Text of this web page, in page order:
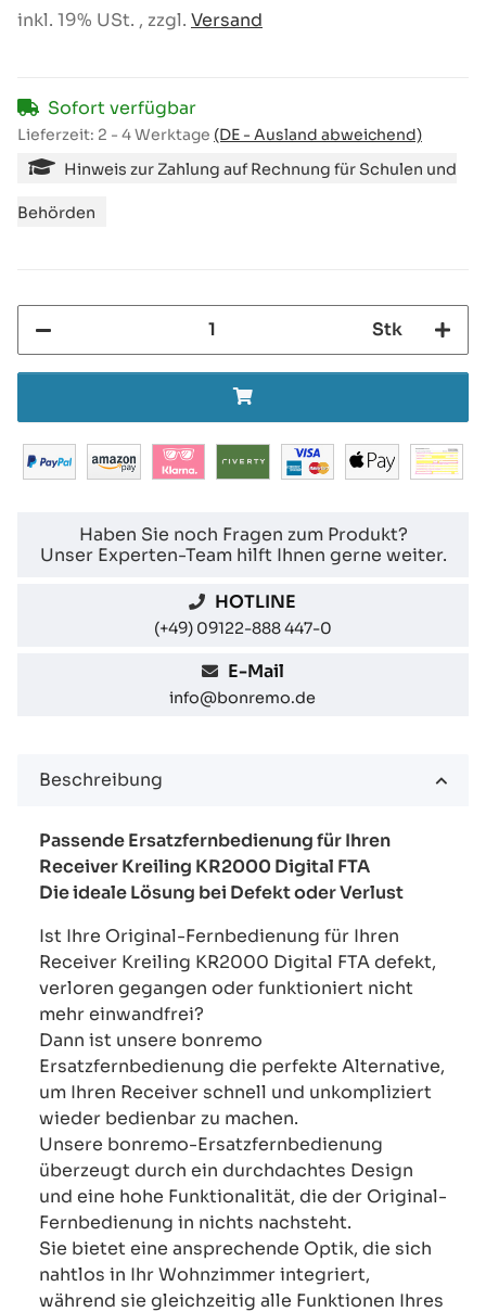
inkl. 19% USt. , zzgl. Versand
Sofort verfügbar
Lieferzeit: 2 - 4 Werktage (DE - Ausland abweichend)
Hinweis zur Zahlung auf Rechnung für Schulen und
Behörden
Stk
Haben Sie noch Fragen zum Produkt?
Unser Experten-Team hilft Ihnen gerne weiter.
HOTLINE
(+49) 09122-888 447-0
E-Mail
info@bonremo.de
Beschreibung
Passende Ersatzfernbedienung für Ihren
Receiver Kreiling KR2000 Digital FTA
Die ideale Lösung bei Defekt oder Verlust
Ist Ihre Original-Fernbedienung für Ihren
Receiver Kreiling KR2000 Digital FTA defekt,
verloren gegangen oder funktioniert nicht
mehr einwandfrei?
Dann ist unsere bonremo
Ersatzfernbedienung die perfekte Alternative,
um Ihren Receiver schnell und unkompliziert
wieder bedienbar zu machen.
Unsere bonremo-Ersatzfernbedienung
überzeugt durch ein durchdachtes Design
und eine hohe Funktionalität, die der Original-
Fernbedienung in nichts nachsteht.
Sie bietet eine ansprechende Optik, die sich
nahtlos in Ihr Wohnzimmer integriert,
während sie gleichzeitig alle Funktionen Ihres